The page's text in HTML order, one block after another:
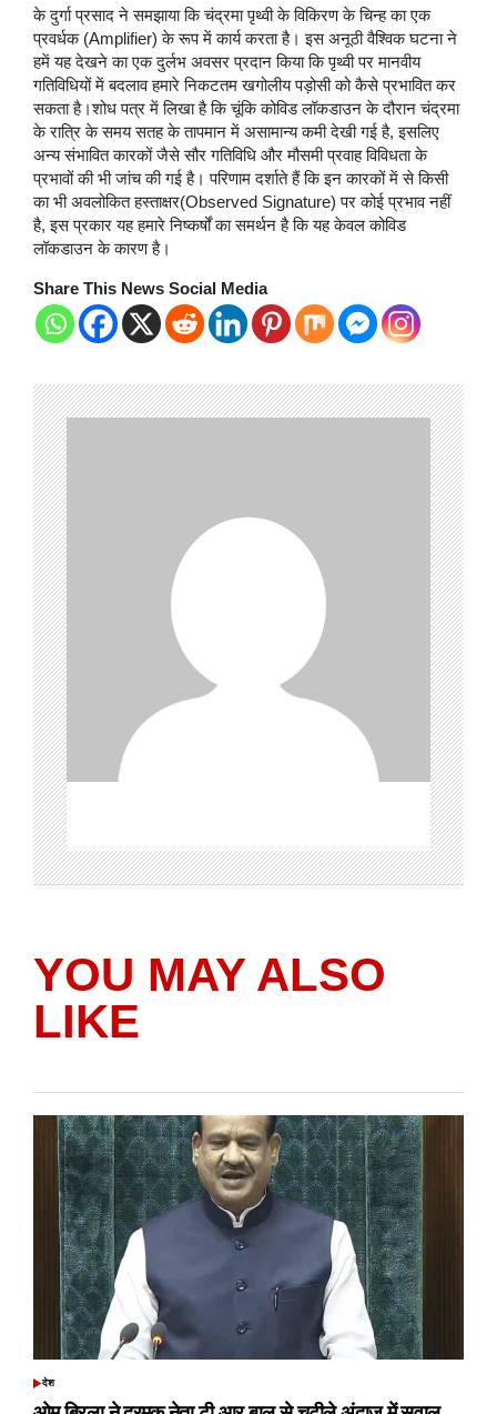
के दुर्गा प्रसाद ने समझाया कि चंद्रमा पृथ्वी के विकिरण के चिन्ह का एक
प्रवर्धक (Amplifier) के रूप में कार्य करता है। इस अनूठी वैश्विक घटना ने
हमें यह देखने का एक दुर्लभ अवसर प्रदान किया कि पृथ्वी पर मानवीय
गतिविधियों में बदलाव हमारे निकटतम खगोलीय पड़ोसी को कैसे प्रभावित कर
सकता है।शोध पत्र में लिखा है कि चूंकि कोविड लॉकडाउन के दौरान चंद्रमा
के रात्रि के समय सतह के तापमान में असामान्य कमी देखी गई है, इसलिए
अन्य संभावित कारकों जैसे सौर गतिविधि और मौसमी प्रवाह विविधता के
प्रभावों की भी जांच की गई है। परिणाम दर्शाते हैं कि इन कारकों में से किसी
का भी अवलोकित हस्ताक्षर(Observed Signature) पर कोई प्रभाव नहीं
है, इस प्रकार यह हमारे निष्कर्षों का समर्थन है कि यह केवल कोविड
लॉकडाउन के कारण है।
Share This News Social Media
YOU MAY ALSO
LIKE
POSTED
देश